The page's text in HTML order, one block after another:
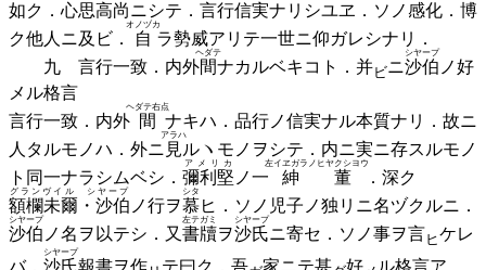
如ク．心思高尚ニシテ．言行信実ナリシユヱ．ソノ感化．博
ク他人ニ及ビ．
自
オノヅカ
ラ勢威アリテ一世ニ仰ガレシナリ．
九 言行一致．内外間
ヘダテ
ナカルベキコト． 并ビニ沙伯
シヤープ
ノ好
メル格言
言行一致．内外 間
ヘダテ右点
ナキハ．品行ノ信実ナル本質ナリ．故ニ
人タルモノハ．外ニ 見
アラハ
ルヽモノヲシテ．内ニ実ニ存スルモノ
ト同一ナラシムベシ． 彌利堅
アメリカ
ノ一 紳董
左イヱガラノヒヤクシヨウ
．深ク
額欄未爾・沙伯
グランヴイル シヤープ
ノ行ヲ慕
シタ
ヒ．ソノ児子ノ独リニ名ヅクルニ．
沙伯
シヤープ
ノ名ヲ以テシ．又 書牘
左テガミ
ヲ沙氏
シヤープ
ニ寄セ．ソノ事ヲ言ヒケレ
バ． 沙氏
シヤープ
報書ヲ作 テ曰ク． 吾 家ニテ甚 好
ル格言ア